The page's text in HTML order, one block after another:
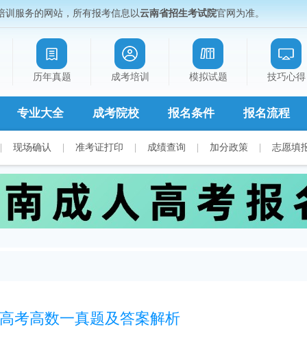
训服务的网站，所有报考信息以云南省招生考试院官网为准。
历年真题 成考培训 模拟试题 技巧心得
专业大全 成考院校 报名条件 报名流程
现场确认 准考证打印 成绩查询 加分政策 志愿填
考高数一真题及答案解析